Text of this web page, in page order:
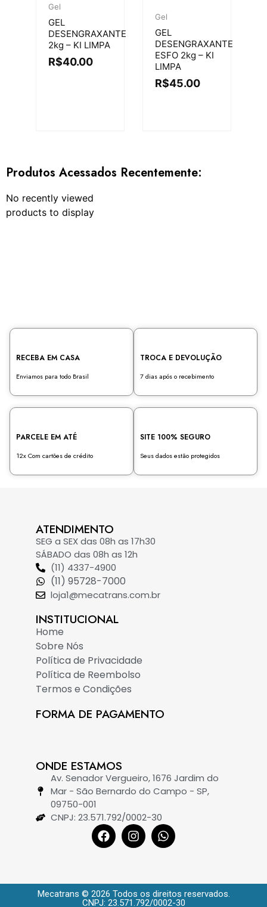
Gel
GEL
DESENGRAXANTE
2kg – KI LIMPA
R$40.00
Gel
GEL
DESENGRAXANTE
ESFO 2kg – KI
LIMPA
R$45.00
Produtos Acessados Recentemente:
No recently viewed
products to display
RECEBA EM CASA
Enviamos para todo Brasil
TROCA E DEVOLUÇÃO
7 dias após o recebimento
PARCELE EM ATÉ
12x Com cartões de crédito
SITE 100% SEGURO
Seus dados estão protegidos
ATENDIMENTO
SEG a SEX das 08h as 17h30
SÁBADO das 08h as 12h
(11) 4337-4900
(11) 95728-7000
loja1@mecatrans.com.br
INSTITUCIONAL​
Home
Sobre Nós
Política de Privacidade
Política de Reembolso
Termos e Condições
FORMA DE PAGAMENTO
ONDE ESTAMOS
Av. Senador Vergueiro, 1676 Jardim do
Mar - São Bernardo do Campo - SP,
09750-001
CNPJ: 23.571.792/0002-30
Mecatrans © 2026 Todos os direitos reservados.
CNPJ: 23.571.792/0002-30